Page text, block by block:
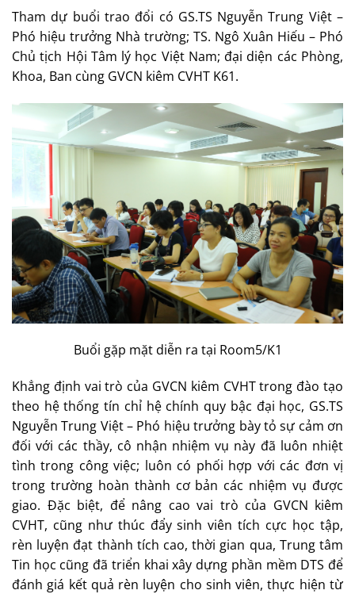
Tham dự buổi trao đổi có GS.TS Nguyễn Trung Việt –
Phó hiệu trưởng Nhà trường; TS. Ngô Xuân Hiếu – Phó
Chủ tịch Hội Tâm lý học Việt Nam; đại diện các Phòng,
Khoa, Ban cùng GVCN kiêm CVHT K61.
Buổi gặp mặt diễn ra tại Room5/K1
Khẳng định vai trò của GVCN kiêm CVHT trong đào tạo
theo hệ thống tín chỉ hệ chính quy bậc đại học, GS.TS
Nguyễn Trung Việt – Phó hiệu trưởng bày tỏ sự cảm ơn
đối với các thầy, cô nhận nhiệm vụ này đã luôn nhiệt
tình trong công việc; luôn có phối hợp với các đơn vị
trong trường hoàn thành cơ bản các nhiệm vụ được
giao. Đặc biệt, để nâng cao vai trò của GVCN kiêm
CVHT, cũng như thúc đẩy sinh viên tích cực học tập,
rèn luyện đạt thành tích cao, thời gian qua, Trung tâm
Tin học cũng đã triển khai xây dựng phần mềm DTS để
đánh giá kết quả rèn luyện cho sinh viên, thực hiện từ